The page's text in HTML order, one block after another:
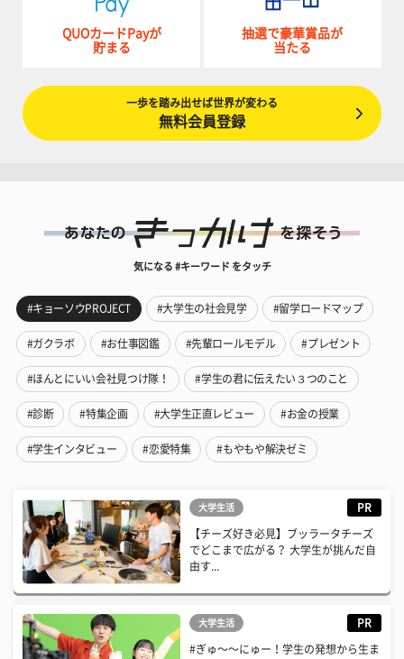
QUOカードPayが
貯まる
抽選で豪華賞品が
当たる
一歩を踏み出せば世界が変わる
無料会員登録
気になる #キーワード をタッチ
#キョーソウPROJECT #大学生の社会見学 #留学ロードマップ
#ガクラボ #お仕事図鑑 #先輩ロールモデル #プレゼント
#ほんとにいい会社見つけ隊！ #学生の君に伝えたい３つのこと
#診断 #特集企画 #大学生正直レビュー #お金の授業
#学生インタビュー #恋愛特集 #もやもや解決ゼミ
大学生活 PR
【チーズ好き必見】ブッラータチーズ
でどこまで広がる？ 大学生が挑んだ自
由す...
大学生活 PR
#ぎゅ〜〜にゅー！学生の発想から生ま